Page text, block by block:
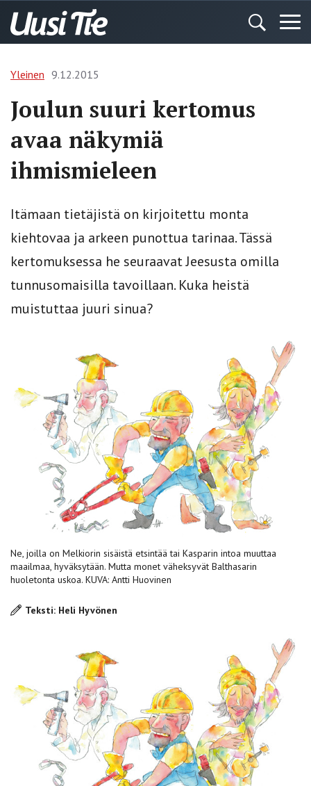
Yleinen 9.12.2015
Joulun suuri kertomus
avaa näkymiä
ihmismieleen
Itämaan tietäjistä on kirjoitettu monta
kiehtovaa ja arkeen punottua tarinaa. Tässä
kertomuksessa he seuraavat Jeesusta omilla
tunnusomaisilla tavoillaan. Kuka heistä
muistuttaa juuri sinua?
Ne, joilla on Melkiorin sisäistä etsintää tai Kasparin intoa muuttaa
maailmaa, hyväksytään. Mutta monet väheksyvät Balthasarin
huoletonta uskoa. KUVA: Antti Huovinen
Teksti: Heli Hyvönen